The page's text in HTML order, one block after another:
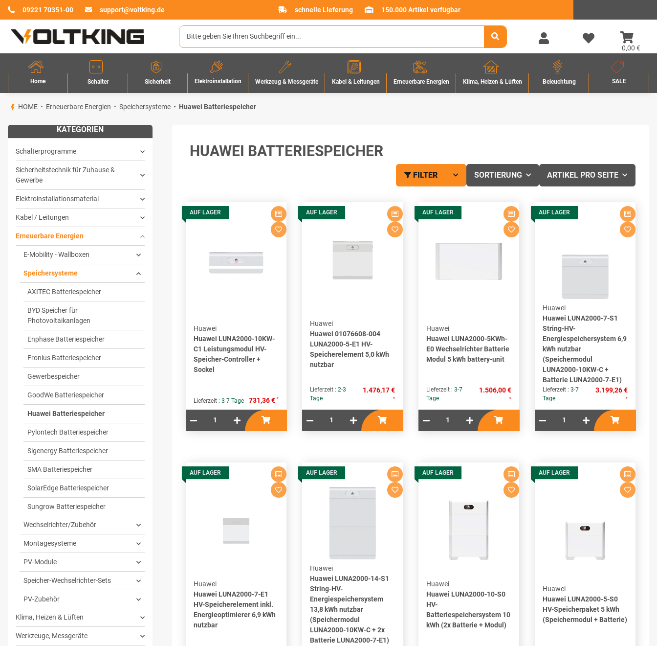
09221 70351-00 support@voltking.de schnelle Lieferung 150.000 Artikel verfügbar
0,00 €
Home Schalter Sicherheit Elektroinstallation Werkzeug & Messgeräte Kabel & Leitungen Erneuerbare Energien Klima, Heizen & Lüften Beleuchtung SALE
HOME Erneuerbare Energien Speichersysteme Huawei Batteriespeicher
HUAWEI BATTERIESPEICHER
FILTER SORTIERUNG ARTIKEL PRO SEITE
AUF LAGER
Huawei
Huawei LUNA2000-10KW-
C1 Leistungsmodul HV-
Speicher-Controller +
Sockel
Lieferzeit : 3-7 Tage 731,36 € *
AUF LAGER
Huawei
Huawei 01076608-004
LUNA2000-5-E1 HV-
Speicherelement 5,0 kWh
nutzbar
Lieferzeit : 2-3
Tage
1.476,17 €
*
AUF LAGER
Huawei
Huawei LUNA2000-5KWh-
E0 Wechselrichter Batterie
Modul 5 kWh battery-unit
Lieferzeit : 3-7
Tage
1.506,00 €
*
AUF LAGER
Huawei
Huawei LUNA2000-7-S1
String-HV-
Energiespeichersystem 6,9
kWh nutzbar
(Speichermodul
LUNA2000-10KW-C +
Batterie LUNA2000-7-E1)
Lieferzeit : 3-7
Tage
3.199,26 €
*
AUF LAGER
Huawei
Huawei LUNA2000-7-E1
HV-Speicherelement inkl.
Energieoptimierer 6,9 kWh
nutzbar
AUF LAGER
Huawei
Huawei LUNA2000-14-S1
String-HV-
Energiespeichersystem
13,8 kWh nutzbar
(Speichermodul
LUNA2000-10KW-C + 2x
Batterie LUNA2000-7-E1)
AUF LAGER
Huawei
Huawei LUNA2000-10-S0
HV-
Batteriespeichersystem 10
kWh (2x Batterie + Modul)
AUF LAGER
Huawei
Huawei LUNA2000-5-S0
HV-Speicherpaket 5 kWh
(Speichermodul + Batterie)
KATEGORIEN
Schalterprogramme
Sicherheitstechnik für Zuhause &
Gewerbe
Elektroinstallationsmaterial
Kabel / Leitungen
Erneuerbare Energien
E-Mobility - Wallboxen
Speichersysteme
AXITEC Batteriespeicher
BYD Speicher für
Photovoltaikanlagen
Enphase Batteriespeicher
Fronius Batteriespeicher
Gewerbespeicher
GoodWe Batteriespeicher
Huawei Batteriespeicher
Pylontech Batteriespeicher
Sigenergy Batteriespeicher
SMA Batteriespeicher
SolarEdge Batteriespeicher
Sungrow Batteriespeicher
Wechselrichter/Zubehör
Montagesysteme
PV-Module
Speicher-Wechselrichter-Sets
PV-Zubehör
Klima, Heizen & Lüften
Werkzeuge, Messgeräte